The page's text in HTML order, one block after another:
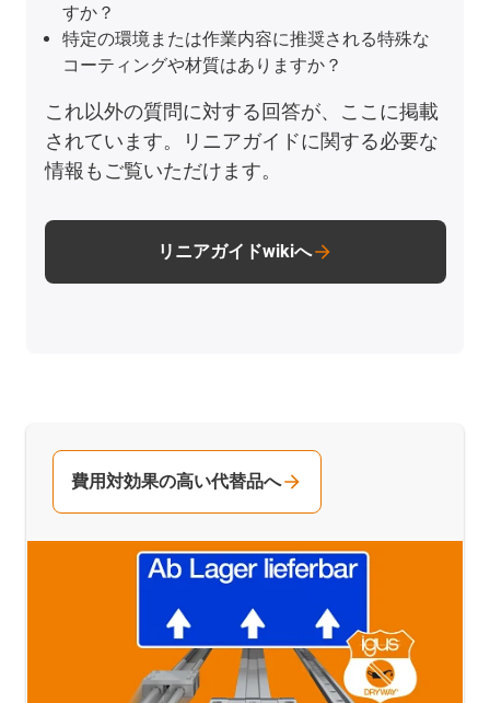
すか？
特定の環境または作業内容に推奨される特殊な
コーティングや材質はありますか？
これ以外の質問に対する回答が、ここに掲載
されています。リニアガイドに関する必要な
情報もご覧いただけます。
リニアガイドwikiへ
費用対効果の高い代替品へ